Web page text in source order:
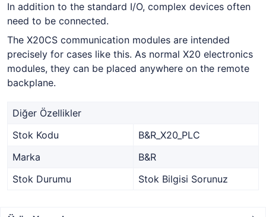
In addition to the standard I/O, complex devices often
need to be connected.
The X20CS communication modules are intended
precisely for cases like this. As normal X20 electronics
modules, they can be placed anywhere on the remote
backplane.
Diğer Özellikler
Stok Kodu
B&R_X20_PLC
Marka
B&R
Stok Durumu
Stok Bilgisi Sorunuz